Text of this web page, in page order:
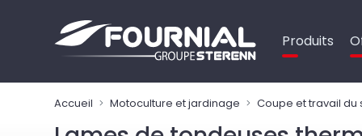
Produits
Accueil Motoculture et jardinage Coupe et travail du